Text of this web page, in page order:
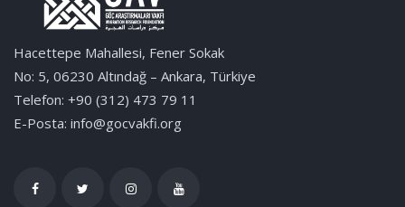
Hacettepe Mahallesi, Fener Sokak
No: 5, 06230 Altındağ – Ankara, Türkiye
Telefon: +90 (312) 473 79 11
E-Posta: info@gocvakfi.org